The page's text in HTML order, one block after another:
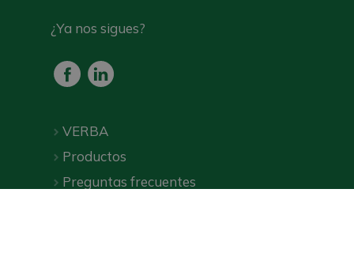
¿Ya nos sigues?
VERBA
Productos
Preguntas frecuentes